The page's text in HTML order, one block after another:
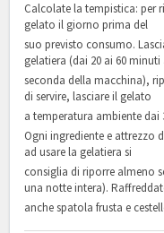
Calcolate la tempistica: per
gelato il giorno prima del
suo previsto consumo.
gelatiera (dai 20 ai 60 minuti
seconda della macchina),
di servire, lasciare il gelato
a temperatura ambiente dai
Ogni ingrediente e attrezzo
ad usare la gelatiera si
consiglia di riporre almeno
una notte intera).
anche spatola frusta e